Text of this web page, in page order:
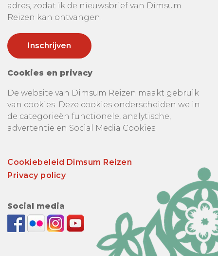
adres, zodat ik de nieuwsbrief van Dimsum
Reizen kan ontvangen.
Cookies en privacy
De website van Dimsum Reizen maakt gebruik
van cookies. Deze cookies onderscheiden we in
de categorieën functionele, analytische,
advertentie en Social Media Cookies.
Cookiebeleid Dimsum Reizen
Privacy policy
Social media